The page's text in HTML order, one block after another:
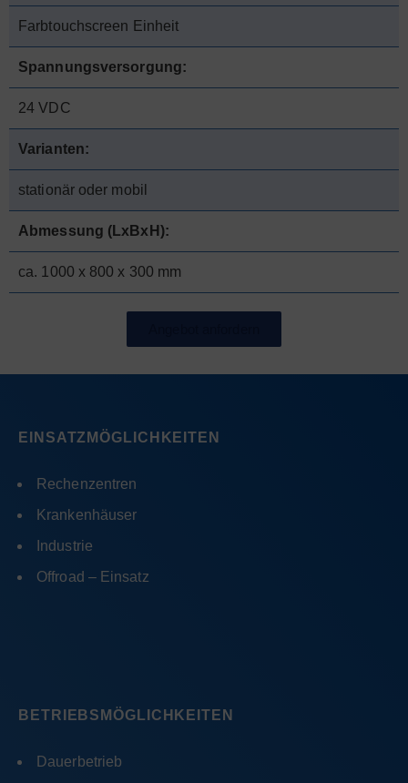
Farbtouchscreen Einheit
Spannungsversorgung:
24 VDC
Varianten:
stationär oder mobil
Abmessung (LxBxH):
ca. 1000 x 800 x 300 mm
EINSATZMÖGLICHKEITEN
Rechenzentren
Krankenhäuser
Industrie
Offroad – Einsatz
BETRIEBSMÖGLICHKEITEN
Dauerbetrieb